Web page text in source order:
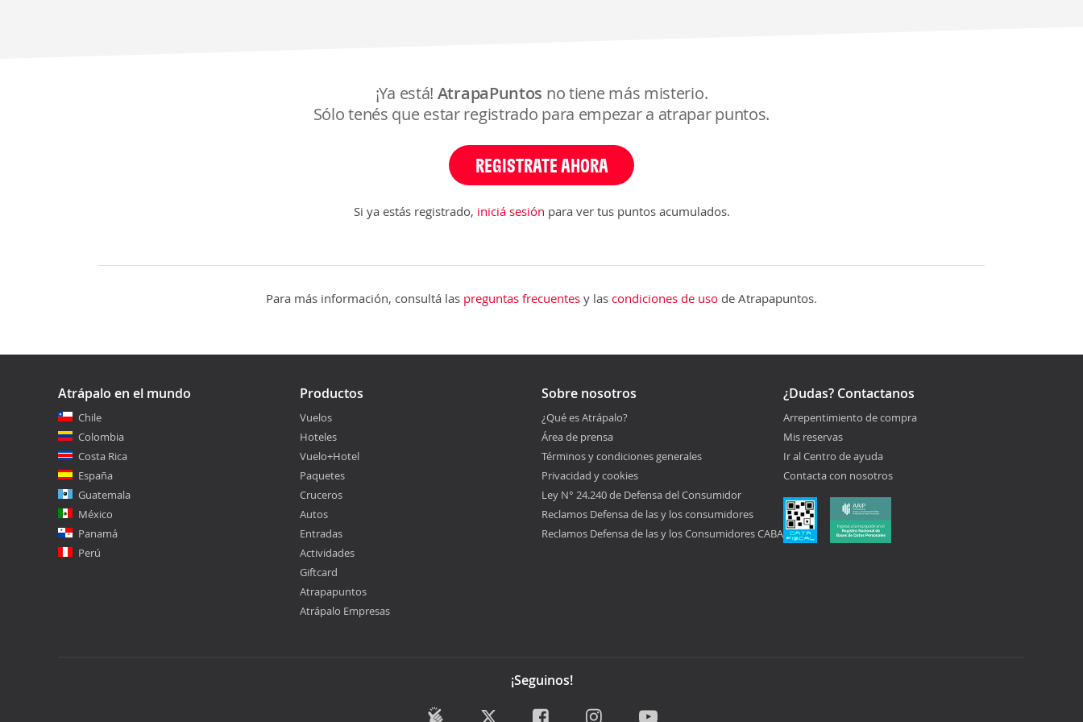
¡Ya está! AtrapaPuntos no tiene más misterio.
Sólo tenés que estar registrado para empezar a atrapar puntos.
REGISTRATE AHORA
Si ya estás registrado, iniciá sesión para ver tus puntos acumulados.
Para más información, consultá las preguntas frecuentes y las condiciones de uso de Atrapapuntos.
Atrápalo en el mundo
Chile
Colombia
Costa Rica
España
Guatemala
México
Panamá
Perú
Productos
Vuelos
Hoteles
Vuelo+Hotel
Paquetes
Cruceros
Autos
Entradas
Actividades
Giftcard
Atrapapuntos
Atrápalo Empresas
Sobre nosotros
¿Qué es Atrápalo?
Área de prensa
Términos y condiciones generales
Privacidad y cookies
Ley N° 24.240 de Defensa del Consumidor
Reclamos Defensa de las y los consumidores
Reclamos Defensa de las y los Consumidores CABA
¿Dudas? Contactanos
Arrepentimiento de compra
Mis reservas
Ir al Centro de ayuda
Contacta con nosotros
¡Seguinos!